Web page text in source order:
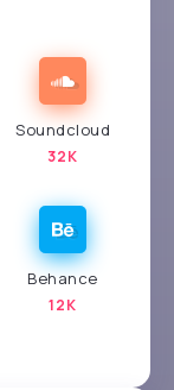
Soundcloud
32K
Behance
12K